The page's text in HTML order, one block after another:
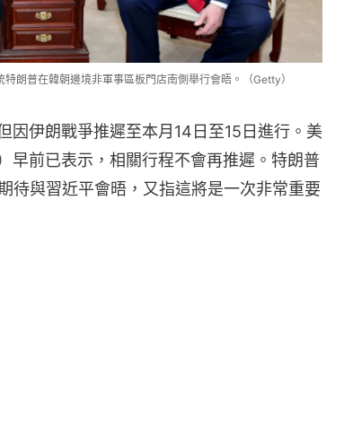
朗普在韓朝邊境非軍事區板門店南側舉行會晤。（Getty）
因伊朗戰爭推遲至本月14日至15日進行。美
早前已表示，相關行程不會再推遲。特朗普
待與習近平會晤，又指這將是一次非常重要